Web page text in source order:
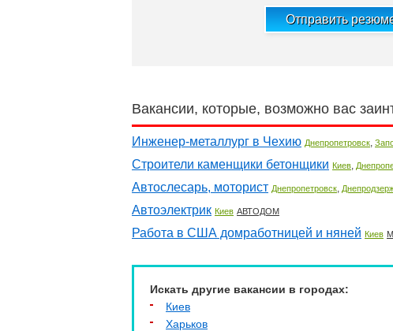
Отправить
Вакансии, которые, возможно вас
Инженер-металлург в Чехию Днепропетровск,
Строители каменщики бетонщики Киев,
Автослесарь, моторист Днепропетровск,
Автоэлектрик Киев АВТОДОМ
Работа в США домработницей и няней Киев
Искать другие вакансии в городах:
Киев
Харьков